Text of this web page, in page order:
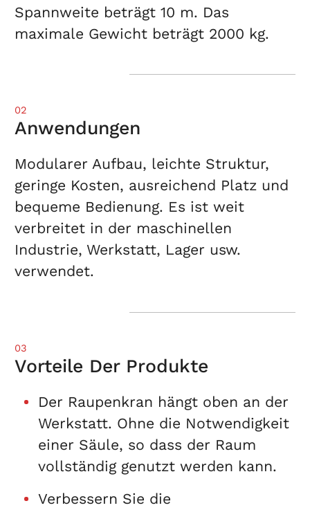
Spannweite beträgt 10 m. Das
maximale Gewicht beträgt 2000 kg.
02
Anwendungen
Modularer Aufbau, leichte Struktur,
geringe Kosten, ausreichend Platz und
bequeme Bedienung. Es ist weit
verbreitet in der maschinellen
Industrie, Werkstatt, Lager usw.
verwendet.
03
Vorteile Der Produkte
Der Raupenkran hängt oben an der
Werkstatt. Ohne die Notwendigkeit
einer Säule, so dass der Raum
vollständig genutzt werden kann.
Verbessern Sie die